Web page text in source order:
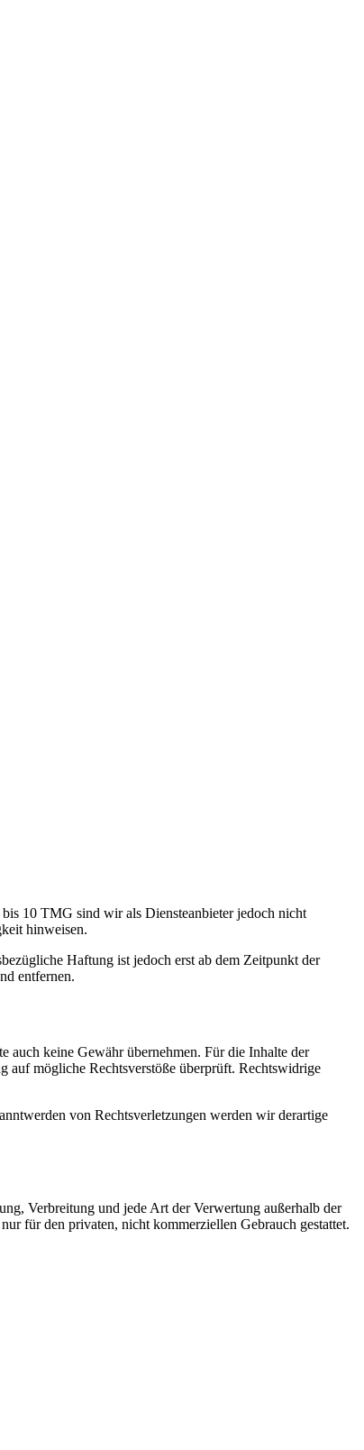
10 TMG sind wir als Diensteanbieter jedoch nicht
hinweisen.
Haftung ist jedoch erst ab dem Zeitpunkt der
entfernen.
auch keine Gewähr übernehmen. Für die Inhalte der
auf mögliche Rechtsverstöße überprüft. Rechtswidrige
von Rechtsverletzungen werden wir derartige
Verbreitung und jede Art der Verwertung außerhalb der
für den privaten, nicht kommerziellen Gebrauch gestattet.